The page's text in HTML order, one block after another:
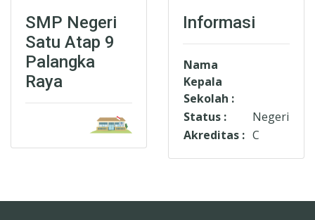
SMP Negeri
Satu Atap 9
Palangka
Raya
Informasi
Nama
Kepala
Sekolah :
Status :
Negeri
Akreditas : C